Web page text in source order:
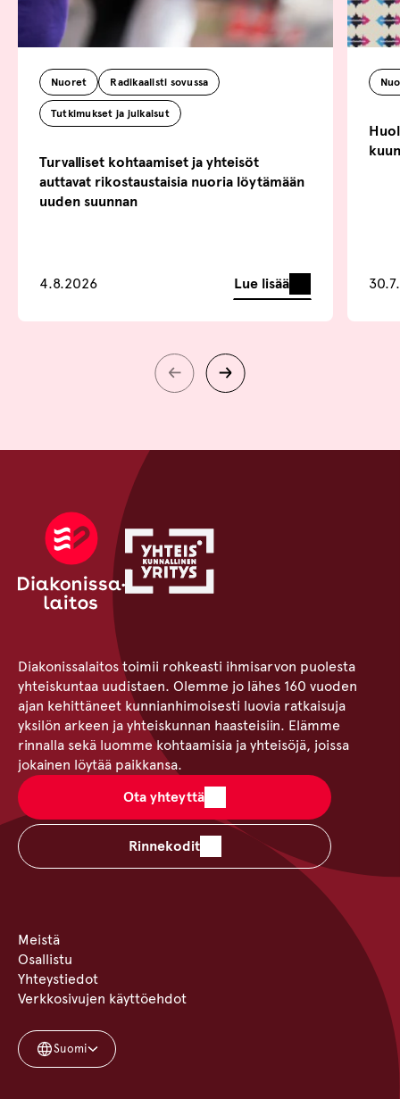
Nuoret Radikaalisti sovussa
Tutkimukset ja julkaisut
Turvalliset kohtaamiset ja yhteisöt
auttavat rikostaustaisia nuoria löytämään
uuden suunnan
4.8.2026 Lue lisää
Diakonissalaitos toimii rohkeasti ihmisarvon puolesta
yhteiskuntaa uudistaen. Olemme jo lähes 160 vuoden
ajan kehittäneet kunnianhimoisesti luovia ratkaisuja
yksilön arkeen ja yhteiskunnan haasteisiin. Elämme
rinnalla sekä luomme kohtaamisia ja yhteisöjä, joissa
jokainen löytää paikkansa.
Ota yhteyttä
Rinnekodit
Meistä
Osallistu
Yhteystiedot
Verkkosivujen käyttöehdot
Suomi